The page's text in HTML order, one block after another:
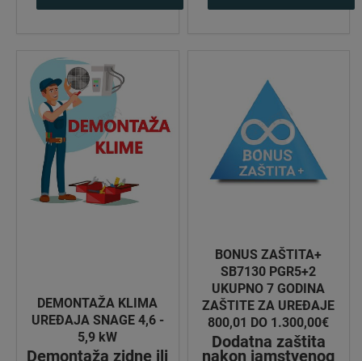
DEMONTAŽA KLIMA
UREĐAJA SNAGE 4,6 -
5,9 kW
Demontaža zidne ili
BONUS ZAŠTITA+
SB7130 PGR5+2
UKUPNO 7 GODINA
ZAŠTITE ZA UREĐAJE
800,01 DO 1.300,00€
Dodatna zaštita
nakon jamstvenog